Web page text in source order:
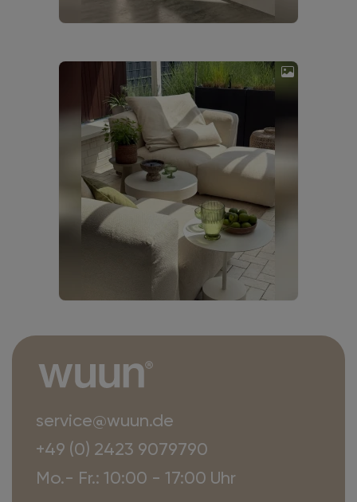
service@wuun.de
+49 (0) 2423 9079790
Mo.- Fr.: 10:00 - 17:00 Uhr